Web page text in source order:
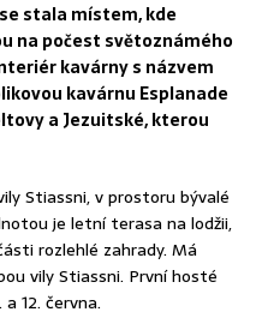
stala místem, kde
na počest světoznámého
kavárny s názvem
kavárnu Esplanade
a Jezuitské, kterou
Stiassni, v prostoru bývalé
je letní terasa na lodžii,
rozlehlé zahrady. Má
vily Stiassni. První hosté
12. června.